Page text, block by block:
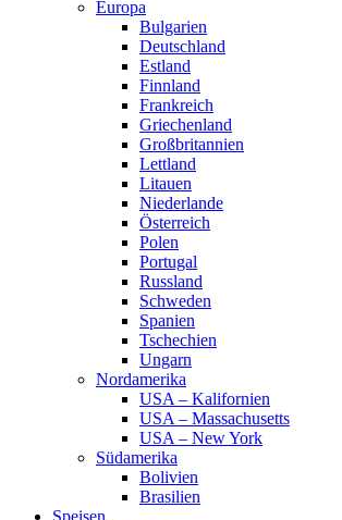
Europa
Bulgarien
Deutschland
Estland
Finnland
Frankreich
Griechenland
Großbritannien
Lettland
Litauen
Niederlande
Österreich
Polen
Portugal
Russland
Schweden
Spanien
Tschechien
Ungarn
Nordamerika
USA – Kalifornien
USA – Massachusetts
USA – New York
Südamerika
Bolivien
Brasilien
Speisen